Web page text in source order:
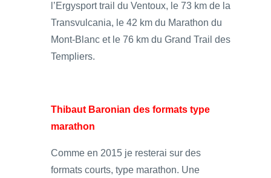
l’Ergysport trail du Ventoux, le 73 km de la
Transvulcania, le 42 km du Marathon du
Mont-Blanc et le 76 km du Grand Trail des
Templiers.
Thibaut Baronian des formats type
marathon
Comme en 2015 je resterai sur des
formats courts, type marathon. Une